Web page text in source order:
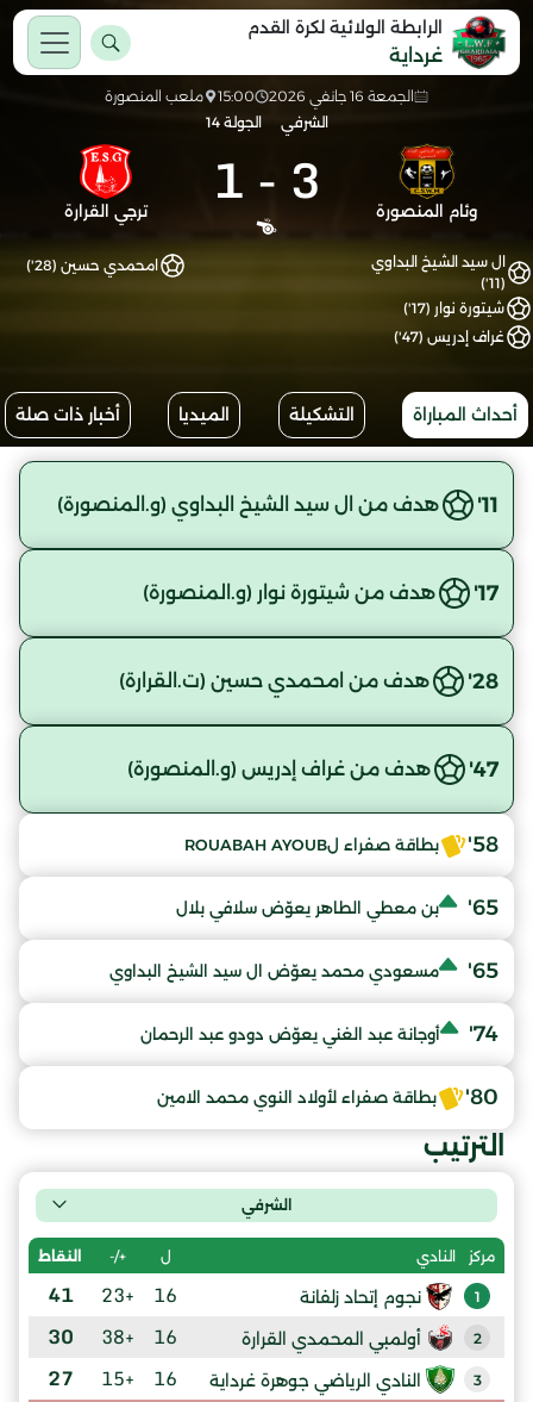
الرابطة الولائية لكرة القدم
غرداية
الجمعة 16 جانفي 2026 15:00
ملعب المنصورة
الشرفي
الجولة 14
وئام المنصورة 3
-
1 ترجي القرارة
ال سيد الشيخ البداوي
(11')
شيتورة نوار (17')
غراف إدريس (47')
امحمدي حسين (28')
أحداث المباراة التشكيلة الميديا أخبار ذات صلة
11' هدف من ال سيد الشيخ البداوي (و.المنصورة)
17' هدف من شيتورة نوار (و.المنصورة)
28' هدف من امحمدي حسين (ت.القرارة)
47' هدف من غراف إدريس (و.المنصورة)
58' بطاقة صفراء لROUABAH AYOUB
65' بن معطي الطاهر يعوّض سلافي بلال
65' مسعودي محمد يعوّض ال سيد الشيخ البداوي
74' أوجانة عبد الغني يعوّض دودو عبد الرحمان
80' بطاقة صفراء لأولاد النوي محمد الامين
الترتيب
الشرفي
مركز النادي ل +/- النقاط
1 نجوم إتحاد زلفانة 16
+23
41
2 أولمبي المحمدي القرارة 16
+38
30
3 النادي الرياضي جوهرة غرداية 16
+15
27